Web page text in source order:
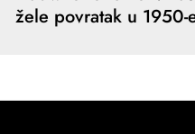
žele povratak u 1950-